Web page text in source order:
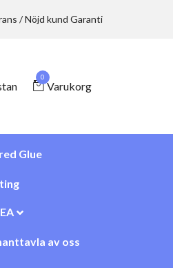
/ Nöjd kund Garanti
0
Varukorg
Glue
av oss